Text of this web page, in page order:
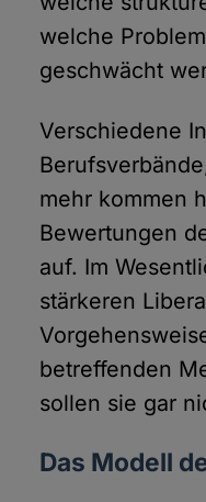
welche
geschwächt
Verschiedene
mehr kommen
Bewertungen
auf. Im
stärkeren
betreffenden
sollen sie gar
Das Modell